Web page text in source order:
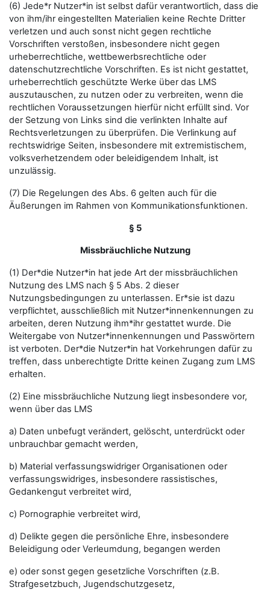
(6) Jede*r Nutzer*in ist selbst dafür verantwortlich, dass die
von ihm/ihr eingestellten Materialien keine Rechte Dritter
verletzen und auch sonst nicht gegen rechtliche
Vorschriften verstoßen, insbesondere nicht gegen
urheberrechtliche, wettbewerbsrechtliche oder
datenschutzrechtliche Vorschriften. Es ist nicht gestattet,
urheberrechtlich geschützte Werke über das LMS
auszutauschen, zu nutzen oder zu verbreiten, wenn die
rechtlichen Voraussetzungen hierfür nicht erfüllt sind. Vor
der Setzung von Links sind die verlinkten Inhalte auf
Rechtsverletzungen zu überprüfen. Die Verlinkung auf
rechtswidrige Seiten, insbesondere mit extremistischem,
volksverhetzendem oder beleidigendem Inhalt, ist
unzulässig.
(7) Die Regelungen des Abs. 6 gelten auch für die
Äußerungen im Rahmen von Kommunikationsfunktionen.
§ 5
Missbräuchliche Nutzung
(1) Der*die Nutzer*in hat jede Art der missbräuchlichen
Nutzung des LMS nach § 5 Abs. 2 dieser
Nutzungsbedingungen zu unterlassen. Er*sie ist dazu
verpflichtet, ausschließlich mit Nutzer*innenkennungen zu
arbeiten, deren Nutzung ihm*ihr gestattet wurde. Die
Weitergabe von Nutzer*innenkennungen und Passwörtern
ist verboten. Der*die Nutzer*in hat Vorkehrungen dafür zu
treffen, dass unberechtigte Dritte keinen Zugang zum LMS
erhalten.
(2) Eine missbräuchliche Nutzung liegt insbesondere vor,
wenn über das LMS
a) Daten unbefugt verändert, gelöscht, unterdrückt oder
unbrauchbar gemacht werden,
b) Material verfassungswidriger Organisationen oder
verfassungswidriges, insbesondere rassistisches,
Gedankengut verbreitet wird,
c) Pornographie verbreitet wird,
d) Delikte gegen die persönliche Ehre, insbesondere
Beleidigung oder Verleumdung, begangen werden
e) oder sonst gegen gesetzliche Vorschriften (z.B.
Strafgesetzbuch, Jugendschutzgesetz,